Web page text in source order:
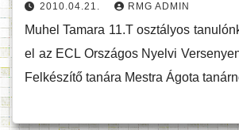
2010.04.21. RMG ADMIN
Muhel Tamara 11.T osztályos
el az ECL Országos Nyelvi
Felkészítő tanára Mestra Ágota